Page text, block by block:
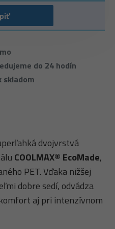
do 24 hodín
skladom
dvojvrstvá
COOLMAX® EcoMade,
PET. Vďaka nižšej
dobre sedí, odvádza
aj pri intenzívnom